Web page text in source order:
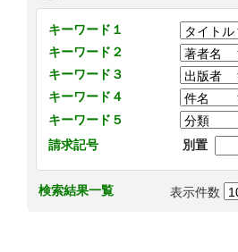
キーワード１
キーワード２
キーワード３
キーワード４
キーワード５
請求記号
別置
検索結果一覧 表示件数